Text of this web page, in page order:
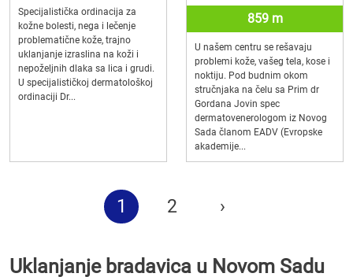
Specijalistička ordinacija za
kožne bolesti, nega i lečenje
problematične kože, trajno
uklanjanje izraslina na koži i
nepoželjnih dlaka sa lica i grudi.
U specijalističkoj dermatološkoj
ordinaciji Dr...
859 m
U našem centru se rešavaju
problemi kože, vašeg tela, kose i
noktiju. Pod budnim okom
stručnjaka na čelu sa Prim dr
Gordana Jovin spec
dermatovenerologom iz Novog
Sada članom EADV (Evropske
akademije...
1 2 ›
Uklanjanje bradavica u Novom Sadu